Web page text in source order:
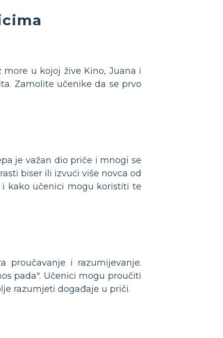
u kojoj žive Kino, Juana i
Zamolite učenike da se prvo
je važan dio priče i mnogi se
biser ili izvući više novca od
kako učenici mogu koristiti te
i razumijevanje.
pada". Učenici mogu proučiti
razumjeti događaje u priči.